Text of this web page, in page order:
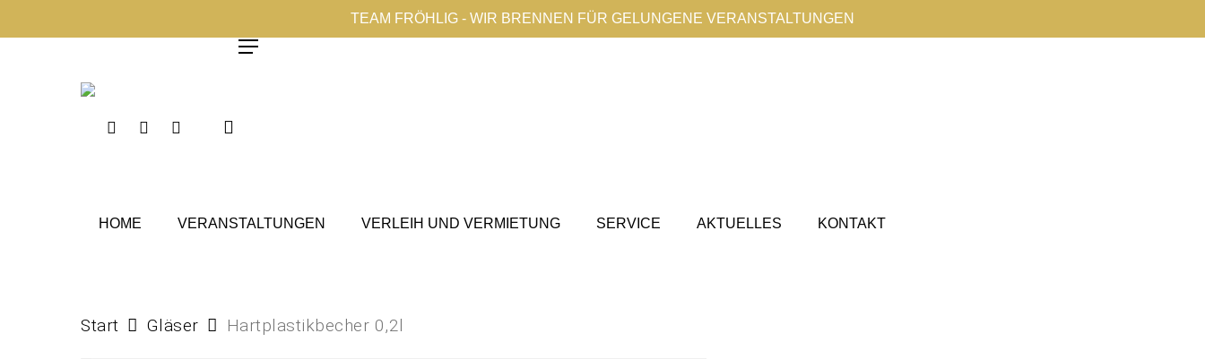
to
TEAM FRÖHLIG - WIR BRENNEN FÜR GELUNGENE VERANSTALTUNGEN
InstagramPhone Email
Menu
HOME VERANSTALTUNGEN VERLEIH UND VERMIETUNG SERVICE AKTUELLES KONTAKT
Start Gläser Hartplastikbecher 0,2l